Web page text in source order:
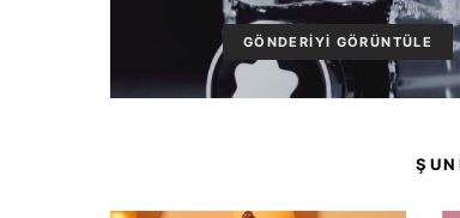
GÖNDERIYI GÖRÜNTÜLE